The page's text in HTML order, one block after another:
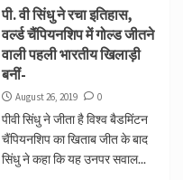
पी. वी सिंधु ने रचा इतिहास,
वर्ल्ड चैंपियनशिप में गोल्ड जीतने
वाली पहली भारतीय खिलाड़ी
बनीं-
August 26, 2019 0
पीवी सिंधु ने जीता है विश्व बैडमिंटन
चैंपियनशिप का खिताब जीत के बाद
सिंधु ने कहा कि यह उनपर सवाल...